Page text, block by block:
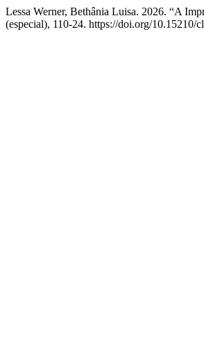
Lessa Werner, Bethânia Luisa. 2026. “A
(especial), 110-24. https://doi.org/10.15210/